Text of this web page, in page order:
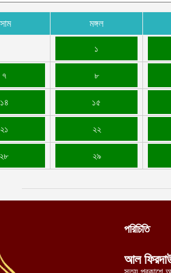
মঙ্গল
১
৭ ৮
১৪ ১৫
২১ ২২
২৮ ২৯
পরিচিতি
আল